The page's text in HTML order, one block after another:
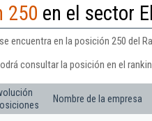
250 en el sector
encuentra en la posición 250 del
consultar la posición en el
Nombre de la empresa